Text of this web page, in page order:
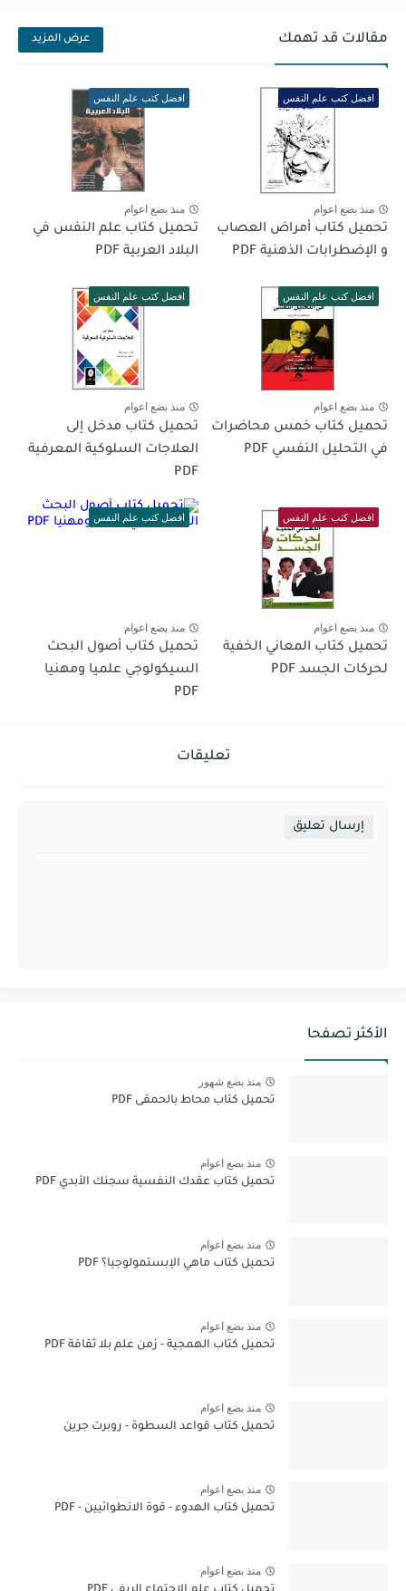
مقالات قد تهمك عرض المزيد
افضل كتب علم النفس
منذ بضع اعوام
تحميل كتاب أمراض العصاب
و الإضطرابات الذهنية PDF
افضل كتب علم النفس
منذ بضع اعوام
تحميل كتاب علم النفس في
البلاد العربية PDF
افضل كتب علم النفس
منذ بضع اعوام
تحميل كتاب خمس محاضرات
في التحليل النفسي PDF
افضل كتب علم النفس
منذ بضع اعوام
تحميل كتاب مدخل إلى
العلاجات السلوكية المعرفية
PDF
افضل كتب علم النفس
منذ بضع اعوام
تحميل كتاب المعاني الخفية
لحركات الجسد PDF
افضل كتب علم النفس
منذ بضع اعوام
تحميل كتاب أصول البحث
السيكولوجي علميا ومهنيا
PDF
تعليقات
إرسال تعليق
الأكثر تصفحا
منذ بضع شهور
تحميل كتاب محاط بالحمقى PDF
منذ بضع اعوام
تحميل كتاب عقدك النفسية سجنك الأبدي PDF
منذ بضع اعوام
تحميل كتاب ماهي الإبستمولوجيا؟ PDF
منذ بضع اعوام
تحميل كتاب الهمجية - زمن علم بلا ثقافة PDF
منذ بضع اعوام
تحميل كتاب قواعد السطوة - روبرت جرين
منذ بضع اعوام
تحميل كتاب الهدوء - قوة الانطوائيين - PDF
منذ بضع اعوام